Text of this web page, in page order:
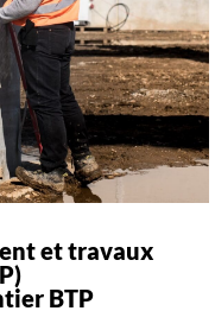
et travaux
BTP